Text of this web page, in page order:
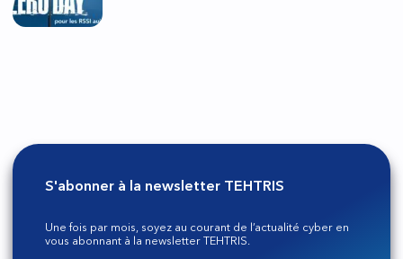
S'abonner à la newsletter TEHTRIS
Une fois par mois, soyez au courant de l’actualité cyber en
vous abonnant à la newsletter TEHTRIS.